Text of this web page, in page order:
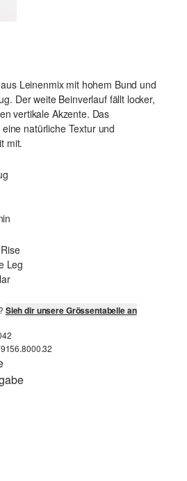
Leinenmix mit hohem Bund und
Der weite Beinverlauf fällt locker,
vertikale Akzente. Das
natürliche Textur und
mit.
Leg
Sieh dir unsere Grössentabelle an